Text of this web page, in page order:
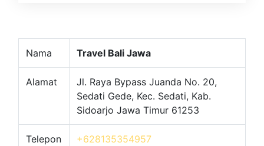
Nama Travel Bali Jawa
Alamat
Jl. Raya Bypass Juanda No. 20,
Sedati Gede, Kec. Sedati, Kab.
Sidoarjo Jawa Timur 61253
Telepon +628135354957